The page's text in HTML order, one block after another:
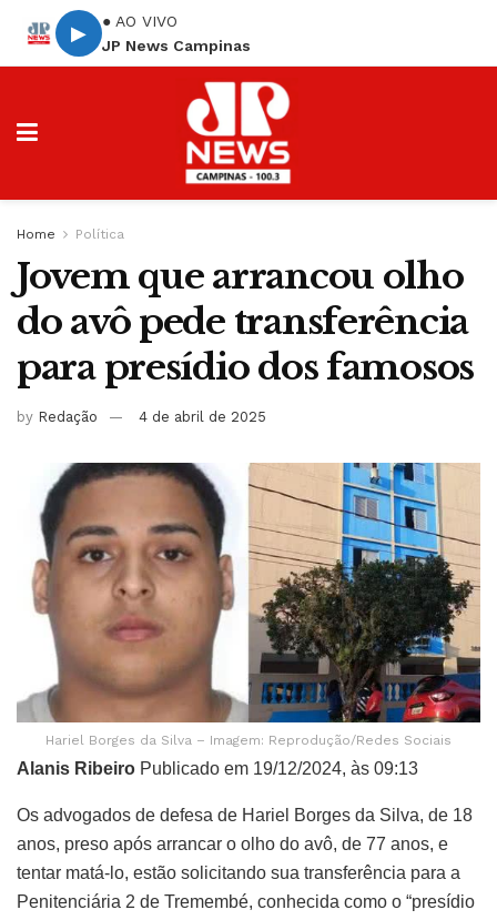
▶
● AO VIVO
JP News Campinas
Home Política
Jovem que arrancou olho
do avô pede transferência
para presídio dos famosos
by Redação 4 de abril de 2025
Hariel Borges da Silva – Imagem: Reprodução/Redes Sociais
Alanis Ribeiro Publicado em 19/12/2024, às 09:13
Os advogados de defesa de Hariel Borges da Silva, de 18
anos, preso após arrancar o olho do avô, de 77 anos, e
tentar matá-lo, estão solicitando sua transferência para a
Penitenciária 2 de Tremembé, conhecida como o “presídio